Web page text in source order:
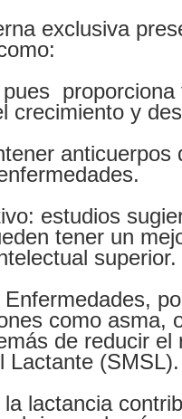
exclusiva
crecimiento y
anticuerpos
estudios
tener un
superior.
como asma,
de reducir
Lactante (SMSL).
lactancia